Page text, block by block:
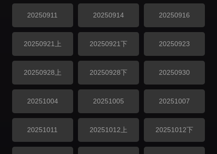
20250911 20250914 20250916
20250921上 20250921下 20250923
20250928上 20250928下 20250930
20251004 20251005 20251007
20251011 20251012上 20251012下